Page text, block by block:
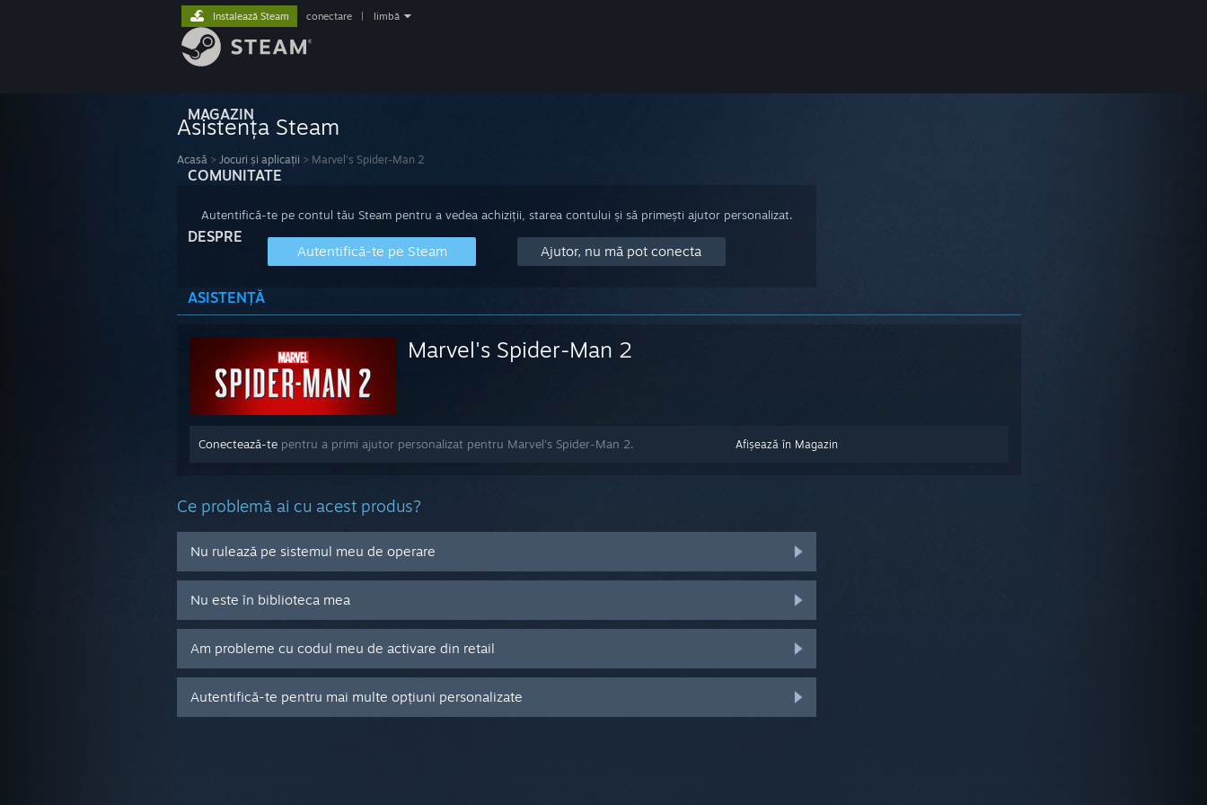
MAGAZIN
COMUNITATE
DESPRE
ASISTENȚĂ
Instalează Steam conectare limbă
Asistența Steam
Acasă > Jocuri și aplicații > Marvel's Spider-Man 2
Autentifică-te pe contul tău Steam pentru a vedea achiziții, starea contului și să primești ajutor personalizat.
Autentifică-te pe Steam Ajutor, nu mă pot conecta
Marvel's Spider-Man 2
Afișează în Magazin
Conectează-te pentru a primi ajutor personalizat pentru Marvel's Spider-Man 2.
Ce problemă ai cu acest produs?
Nu rulează pe sistemul meu de operare
Nu este în biblioteca mea
Am probleme cu codul meu de activare din retail
Autentifică-te pentru mai multe opțiuni personalizate